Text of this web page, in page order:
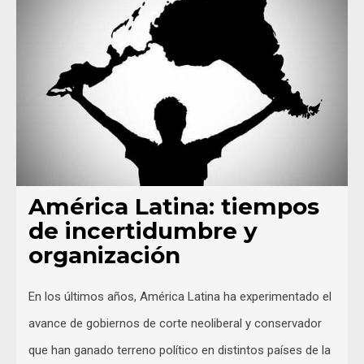
América Latina: tiempos
de incertidumbre y
organización
En los últimos años, América Latina ha experimentado el
avance de gobiernos de corte neoliberal y conservador
que han ganado terreno político en distintos países de la